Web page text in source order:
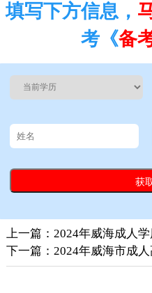
填写下方信息，
考《备
上一篇：2024年威海成人学
下一篇：2024年威海市成